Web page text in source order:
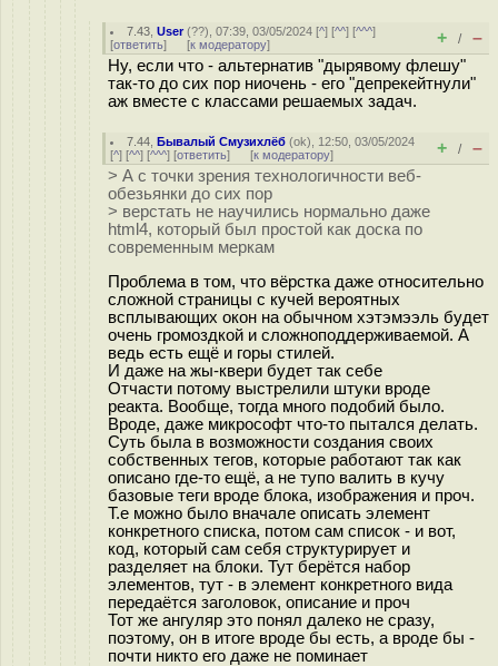
7.43 ,User(??), 07:39, 03/05/2024 [^] [^^] [^^^]
[ответить] [к модератору] + / –
Ну, если что - альтернатив "дырявому флешу"
так-то до сих пор ниочень - его "депрекейтнули"
аж вместе с классами решаемых задач.
7.44 ,Бывалый Смузихлёб (ok), 12:50, 03/05/2024
[^] [^^] [^^^] [ответить] [к модератору] + / –
> А с точки зрения технологичности веб-
обезьянки до сих пор
> верстать не научились нормально даже
html4, который был простой как доска по
современным меркам
Проблема в том, что вёрстка даже относительно
сложной страницы с кучей вероятных
всплывающих окон на обычном хэтэмээль будет
очень громоздкой и сложноподдерживаемой. А
ведь есть ещё и горы стилей.
И даже на жы-квери будет так себе
Отчасти потому выстрелили штуки вроде
реакта. Вообще, тогда много подобий было.
Вроде, даже микрософт что-то пытался делать.
Суть была в возможности создания своих
собственных тегов, которые работают так как
описано где-то ещё, а не тупо валить в кучу
базовые теги вроде блока, изображения и проч.
Т.е можно было вначале описать элемент
конкретного списка, потом сам список - и вот,
код, который сам себя структурирует и
разделяет на блоки. Тут берётся набор
элементов, тут - в элемент конкретного вида
передаётся заголовок, описание и проч
Тот же ангуляр это понял далеко не сразу,
поэтому, он в итоге вроде бы есть, а вроде бы -
почти никто его даже не поминает